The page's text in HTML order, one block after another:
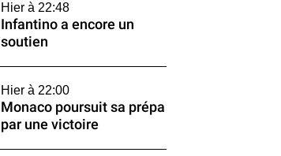
Hier à 22:48
Infantino a encore un
soutien
Hier à 22:00
Monaco poursuit sa prépa
par une victoire